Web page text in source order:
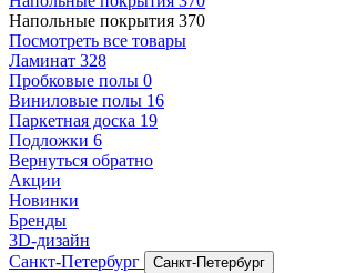
Напольные покрытия 370
Посмотреть все товары
Ламинат 328
Пробковые полы 0
Виниловые полы 16
Паркетная доска 19
Подложки 6
Вернуться обратно
Акции
Новинки
Бренды
3D-дизайн
Санкт-Петербург
Санкт-Петербург